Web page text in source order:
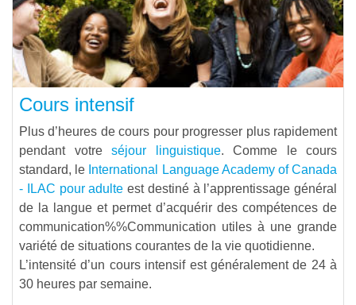
Cours intensif
Plus d’heures de cours pour progresser plus rapidement
pendant votre séjour linguistique. Comme le cours
standard, le International Language Academy of Canada
- ILAC pour adulte est destiné à l’apprentissage général
de la langue et permet d’acquérir des compétences de
communication%%Communication utiles à une grande
variété de situations courantes de la vie quotidienne.
L’intensité d’un cours intensif est généralement de 24 à
30 heures par semaine.